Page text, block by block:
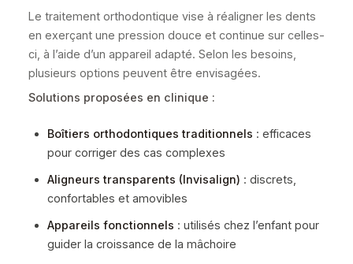
Le traitement orthodontique vise à réaligner les dents
en exerçant une pression douce et continue sur celles-
ci, à l’aide d’un appareil adapté. Selon les besoins,
plusieurs options peuvent être envisagées.
Solutions proposées en clinique :
Boîtiers orthodontiques traditionnels : efficaces
pour corriger des cas complexes
Aligneurs transparents (Invisalign) : discrets,
confortables et amovibles
Appareils fonctionnels : utilisés chez l’enfant pour
guider la croissance de la mâchoire